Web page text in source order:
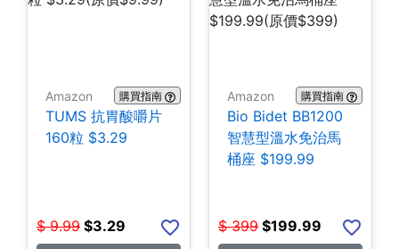
Amazon 購買指南
TUMS 抗胃酸嚼片
160粒 $3.29
$ 9.99 $3.29
Amazon 購買指南
Bio Bidet BB1200
智慧型溫水免治馬
桶座 $199.99
$ 399 $199.99